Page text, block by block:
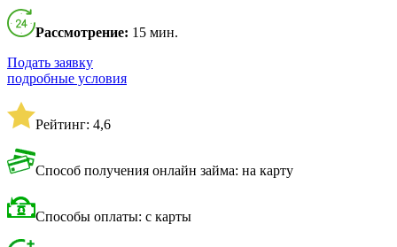
Рассмотрение: 15 мин.
Подать заявку
подробные условия
Рейтинг: 4,6
Способ получения онлайн займа: на карту
Способы оплаты: с карты